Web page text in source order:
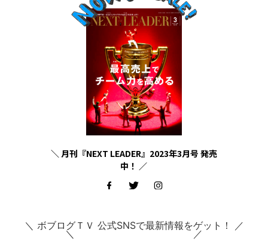
＼ 月刊『NEXT LEADER』2023年3月号 発売
中！ ／
＼ ボブログＴＶ 公式SNSで最新情報をゲット！ ／